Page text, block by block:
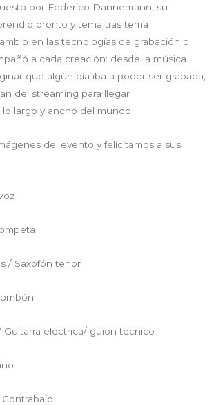
por Federico Dannemann, su
pronto y tema tras tema
en las tecnologías de grabación o
a cada creación: desde la música
que algún día iba a poder ser grabada,
del streaming para llegar
largo y ancho del mundo.
del evento y felicitamos a sus
/ Saxofón tenor
eléctrica/ guion técnico